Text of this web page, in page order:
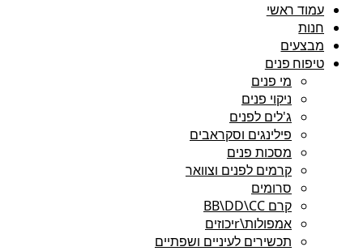
עמוד ראשי
חנות
מבצעים
טיפוח פנים
מי פנים
ניקוי פנים
ג'לים לפנים
פילינגים וסקראבים
מסכות פנים
קרמים לפנים וצוואר
סרומים
קרם BB\DD\CC
אמפולות\rיכוזים
תכשירים לעיניים ושפתיים